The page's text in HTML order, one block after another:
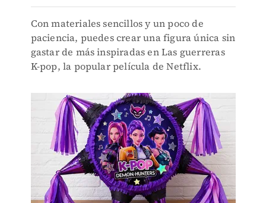
Con materiales sencillos y un poco de
paciencia, puedes crear una figura única sin
gastar de más inspiradas en Las guerreras
K-pop, la popular película de Netflix.